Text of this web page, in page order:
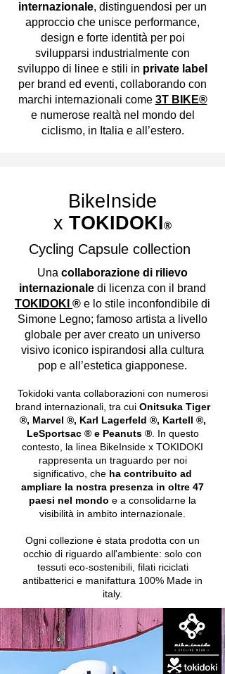
internazionale, distinguendosi per un
approccio che unisce performance,
design e forte identità per poi
svilupparsi industrialmente con
sviluppo di linee e stili in private label
per brand ed eventi, collaborando con
marchi internazionali come 3T BIKE®
e numerose realtà nel mondo del
ciclismo, in Italia e all’estero.
BikeInside
x TOKIDOKI®
Cycling Capsule collection
Una collaborazione di rilievo
internazionale di licenza con il brand
TOKIDOKI ® e lo stile inconfondibile di
Simone Legno; famoso artista a livello
globale per aver creato un universo
visivo iconico ispirandosi alla cultura
pop e all’estetica giapponese.
Tokidoki vanta collaborazioni con numerosi
brand internazionali, tra cui Onitsuka Tiger
®, Marvel ®, Karl Lagerfeld ®, Kartell ®,
LeSportsac ® e Peanuts ®. In questo
contesto, la linea BikeInside x TOKIDOKI
rappresenta un traguardo per noi
significativo, che ha contribuito ad
ampliare la nostra presenza in oltre 47
paesi nel mondo e a consolidarne la
visibilità in ambito internazionale.
Ogni collezione è stata prodotta con un
occhio di riguardo all'ambiente: solo con
tessuti eco-sostenibili, filati riciclati
antibatterici e manifattura 100% Made in
italy.